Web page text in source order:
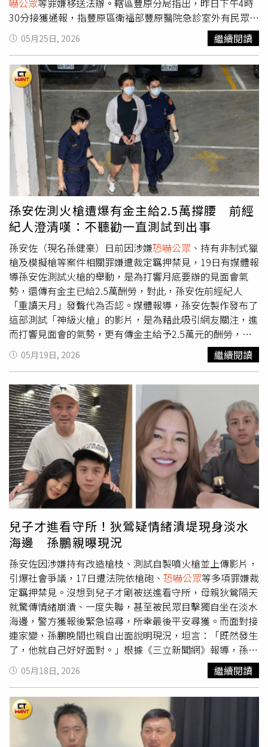
嚇公眾等罪嫌移送法辦。轄區豐原分局指出，昨日下午4時
30分接獲通報，指豐原區衛福部豐原醫院急診室外有民眾持
槍滋事，勤務中心立即派遣快打警力趕赴現場。初步了解，
何男當時向院方保全詢問事情，疑因不滿對方回應，突然情
緒失控，在急診室外大聲叫囂，並拿出疑似槍械作出掃射動
作，現場民眾與醫護人員一度誤以為將發生槍擊事件，氣氛
相當緊張。更驚險的是，何男還當場朝自己身上潑灑液體，
外界一度誤傳是汽油，讓現場人員擔心他可能縱火或自殘，
所幸後續確認僅為一般清水，未造成實際危害，但已經造成
騷動。何男犯案後隨即駕車離開，過程中還逆向行駛企圖逃
逸。豐原警分局獲報後立刻通報攔截圍捕，警方沿路追查，
最終在豐原區內成功將何男攔下逮捕。警方查扣其持有的玩
具槍，確認並無殺傷力。據了解，何男遭逮時情緒仍十分不
穩，警方昨晚先將他強制送醫觀察。今天接受警方偵訊時，
何男對於失控原因交代不清、說詞反覆，警方訊後依違反醫
療法、公共危險及恐嚇公眾等罪嫌，移送台中地檢署偵辦，
並持續釐清詳細犯案動機。
05月25日, 2026 繼續閱讀
孫安佐測火槍遭爆有金主給2.5萬撐腰 前經
紀人澄清嘆：不聽勸一直測試到出事
孫安佐（現名孫健豪）日前因涉嫌恐嚇公眾 、持有非制式獵
槍及模擬槍等案件相關罪嫌遭裁定羈押禁見，19日有媒體報
導孫安佐測試火槍的舉動，是為打響月底要辦的見面會氣
勢，還傳有金主已給2.5萬酬勞，對此，孫安佐前經紀人
「重讀天月」發聲代為否認。媒體報導，孫安佐製作發布了
這部測試「神級火槍」的影片，是為藉此吸引網友關注，進
而打響見面會的氣勢，更有傳金主給予2.5萬元的酬勞，等
同犒賞他這次行為。根據《中時新聞網》報導，向孫安佐前
經紀人重讀求證關於金主的傳聞，他澄清：「假設真的有金
主，2.5萬也太少了吧，安佐一直都說自己想怎樣就怎
樣。」關於外界質疑他切割，重讀之前也發聲明表示之所以
宣布不再擔任經紀人，是因為自認已無法完全掌握孫安佐的
行為與狀況，擔心未來再度發生無法控制的事件。稍早，重
讀在自己社群平台再度發聲：「請問大家有看到嗎？早在拳
賽出場影片中就有火槍的測試影片了」，並提到：「這影片
也是我幫孫做的，我有收費嗎？沒有，我有埋怨嗎？沒有，
不聽勸，一直測試，直到出事，『如今這結果就是他選的
路，只能自己負責』」，疑似在反擊外界對他的指控。重讀
在自己社群平台再度發聲。（圖／翻攝
@moon.god_lucifer31）
05月19日, 2026 繼續閱讀
兒子才進看守所！狄鶯疑情緒潰堤現身淡水
海邊 孫鵬親曝現況
孫安佐因涉嫌持有改造槍枝、測試自製噴火槍並上傳影片，
引爆社會爭議，17日遭法院依槍砲、 恐嚇公眾等多項罪嫌裁
定羈押禁見。沒想到兒子才剛被送進看守所，母親狄鶯隔天
就驚傳情緒崩潰、一度失聯，甚至被民眾目擊獨自坐在淡水
海邊，警方獲報後緊急協尋，所幸最後平安尋獲。而面對接
連家變，孫鵬晚間也親自出面說明現況，坦言：「既然發生
了，他就自己好好面對。」根據《三立新聞網》報導，孫鵬
晚間親自出面回應，表示狄鶯目前已先到朋友家休息，情緒
也較為平復，這幾天暫時不會返回住處。談到兒子涉入風
波，孫鵬坦言，自己先前其實已提醒過孫安佐與經紀人，不
要再拍攝太過聳動、危險的內容，「我有告訴他們這樣很危
險，沒想到他還是拍了這個片子。」孫鵬也透露，自己平時
忙工作，孫安佐則忙健身，父子間相處其實沒有太大問題，
05月18日, 2026 繼續閱讀